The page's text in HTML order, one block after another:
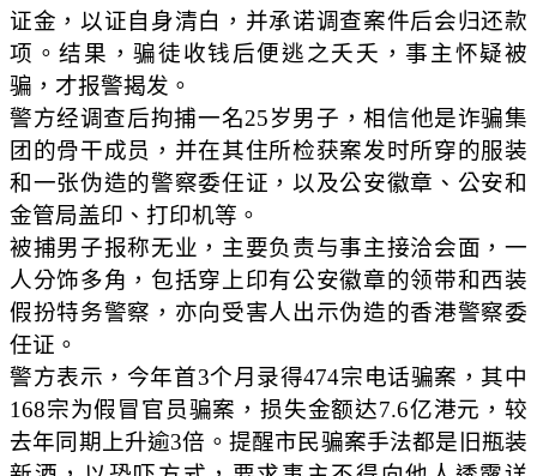
证金，以证自身清白，并承诺调查案件后会归还款
项。结果，骗徒收钱后便逃之夭夭，事主怀疑被
骗，才报警揭发。
警方经调查后拘捕一名25岁男子，相信他是诈骗集
团的骨干成员，并在其住所检获案发时所穿的服装
和一张伪造的警察委任证，以及公安徽章、公安和
金管局盖印、打印机等。
被捕男子报称无业，主要负责与事主接洽会面，一
人分饰多角，包括穿上印有公安徽章的领带和西装
假扮特务警察，亦向受害人出示伪造的香港警察委
任证。
警方表示，今年首3个月录得474宗电话骗案，其中
168宗为假冒官员骗案，损失金额达7.6亿港元，较
去年同期上升逾3倍。提醒市民骗案手法都是旧瓶装